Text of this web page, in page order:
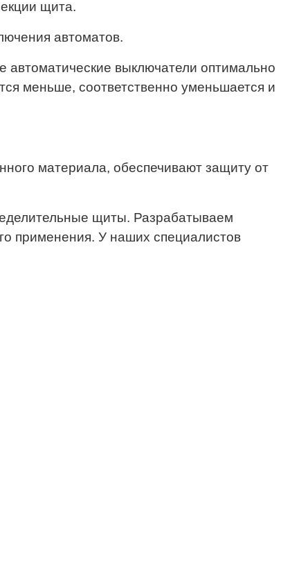
щита.
автоматов.
выключатели оптимально
меньше, соответственно уменьшается и
материала, обеспечивают защиту от
щиты. Разрабатываем
применения. У наших специалистов